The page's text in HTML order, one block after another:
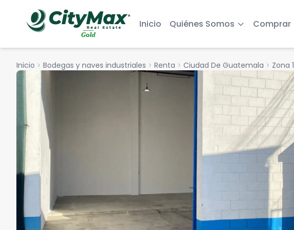
Inicio Quiénes Somos Comprar
Inicio chevron_right Bodegas y naves industriales chevron_right Renta chevron_right Ciudad De Guatemala chevron_right Zona 1